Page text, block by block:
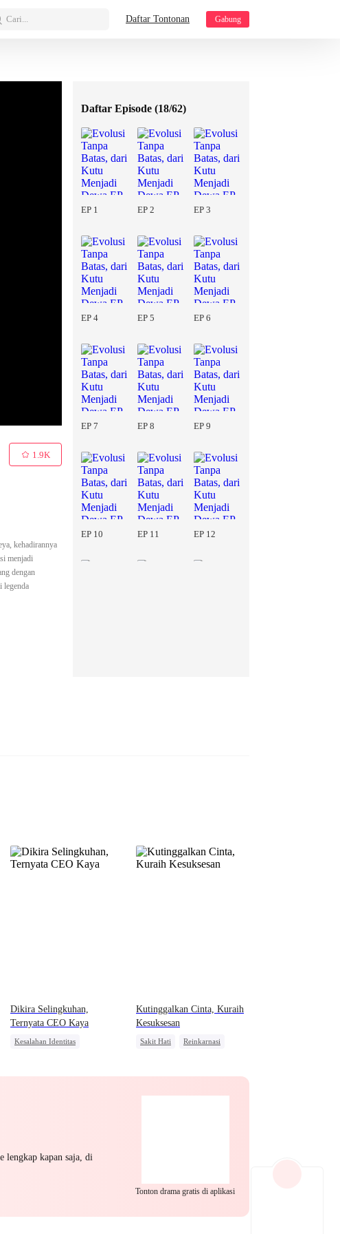
Cari... Daftar Tontonan Gabung
1.9K
kehadirannya
menjadi
dengan
legenda
Daftar Episode (18/62)
EP 1 EP 2 EP 3
EP 4 EP 5 EP 6
EP 7 EP 8 EP 9
EP 10 EP 11 EP 12
EP 19 EP 20 EP 21
EP 25 EP 26 EP 27
EP 29 EP 30
Dikira Selingkuhan,
Ternyata CEO Kaya
Kesalahan Identitas
Kutinggalkan Cinta, Kuraih
Kesuksesan
Sakit Hati
Reinkarnasi
lengkap kapan saja, di
Tonton drama gratis di aplikasi